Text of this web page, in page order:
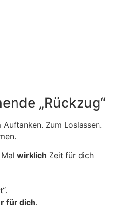
„Rückzug“
Zum Loslassen.
wirklich Zeit für dich
für dich.